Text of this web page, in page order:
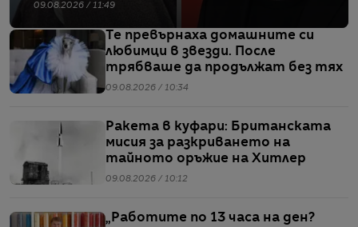
09.08.2026 / 11:49
Те превърнаха домашните си
любимци в звезди. После
трябваше да продължат без тях
09.08.2026 / 10:34
Ракета в куфари: Британската
мисия за разкриването на
тайното оръжие на Хитлер
09.08.2026 / 10:12
„Работите по 13 часа на ден?